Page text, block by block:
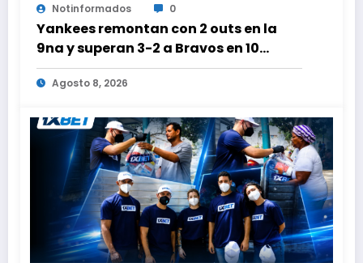
Notinformados 0
Yankees remontan con 2 outs en la
9na y superan 3-2 a Bravos en 10
innings tras larga lluvia
Agosto 8, 2026